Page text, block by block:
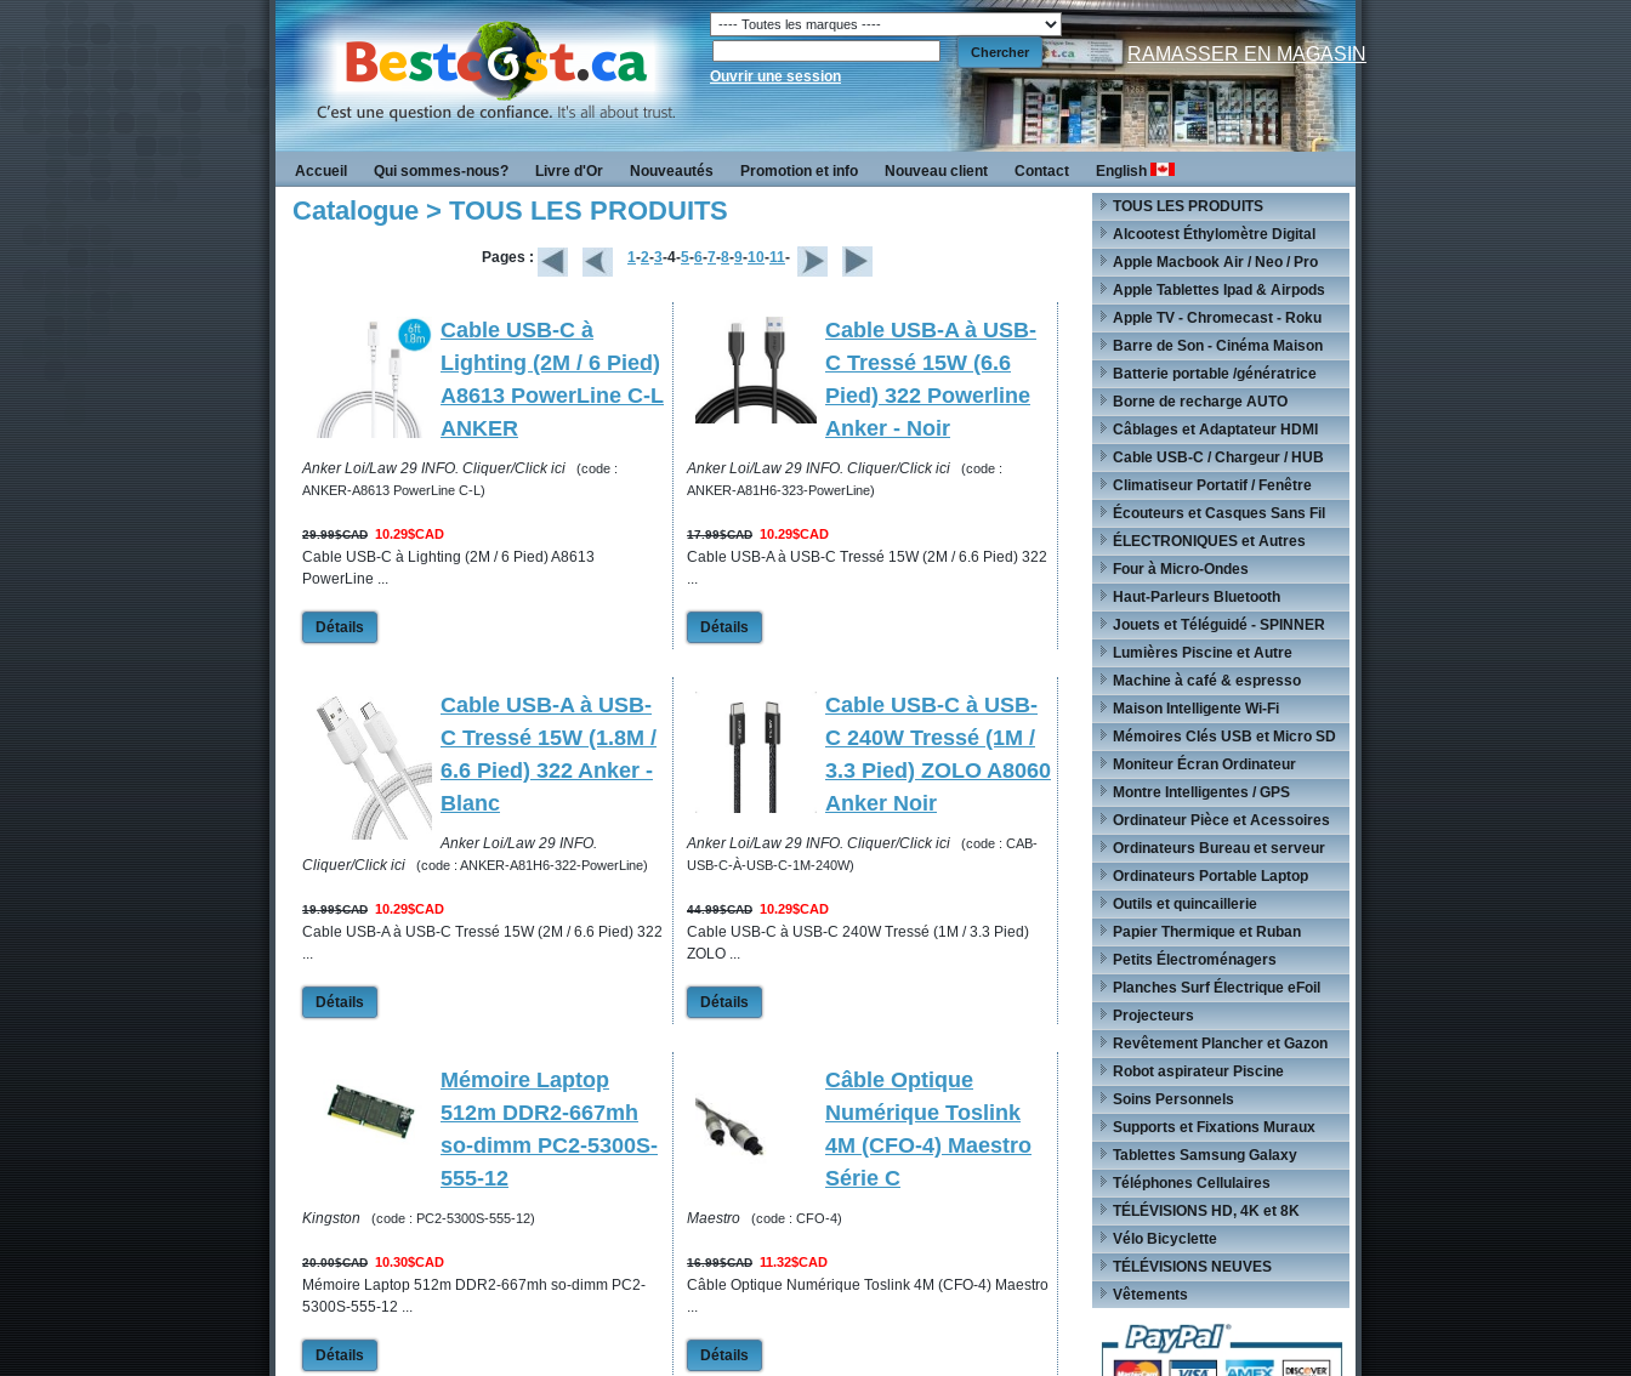
RAMASSER EN MAGASIN
Ouvrir une session
Accueil Qui sommes-nous? Livre d'Or Nouveautés Promotion et info Nouveau client Contact English
Catalogue > TOUS LES PRODUITS
Pages : 1-2-3-4-5-6-7-8-9-10-11-
Cable USB-C à
Lighting (2M / 6 Pied)
A8613 PowerLine C-L
ANKER
Anker Loi/Law 29 INFO. Cliquer/Click ici
(code :
ANKER-A8613 PowerLine C-L)
29.99$CAD 10.29$CAD
Cable USB-C à Lighting (2M / 6 Pied) A8613
PowerLine ...
Détails
Cable USB-A à USB-
C Tressé 15W (6.6
Pied) 322 Powerline
Anker - Noir
Anker Loi/Law 29 INFO. Cliquer/Click ici
(code :
ANKER-A81H6-323-PowerLine)
17.99$CAD 10.29$CAD
Cable USB-A à USB-C Tressé 15W (2M / 6.6 Pied) 322
...
Détails
Cable USB-A à USB-
C Tressé 15W (1.8M /
6.6 Pied) 322 Anker -
Blanc
Anker Loi/Law 29 INFO.
Cliquer/Click ici
(code : ANKER-A81H6-322-PowerLine)
19.99$CAD 10.29$CAD
Cable USB-A à USB-C Tressé 15W (2M / 6.6 Pied) 322
...
Détails
Cable USB-C à USB-
C 240W Tressé (1M /
3.3 Pied) ZOLO A8060
Anker Noir
Anker Loi/Law 29 INFO. Cliquer/Click ici
(code : CAB-
USB-C-À-USB-C-1M-240W)
44.99$CAD 10.29$CAD
Cable USB-C à USB-C 240W Tressé (1M / 3.3 Pied)
ZOLO ...
Détails
Mémoire Laptop
512m DDR2-667mh
so-dimm PC2-5300S-
555-12
Kingston (code : PC2-5300S-555-12)
20.00$CAD 10.30$CAD
Mémoire Laptop 512m DDR2-667mh so-dimm PC2-
5300S-555-12 ...
Détails
Câble Optique
Numérique Toslink
4M (CFO-4) Maestro
Série C
Maestro (code : CFO-4)
16.99$CAD 11.32$CAD
Câble Optique Numérique Toslink 4M (CFO-4) Maestro
...
Détails
TOUS LES PRODUITS
Alcootest Éthylomètre Digital
Apple Macbook Air / Neo / Pro
Apple Tablettes Ipad & Airpods
Apple TV - Chromecast - Roku
Barre de Son - Cinéma Maison
Batterie portable /génératrice
Borne de recharge AUTO
Câblages et Adaptateur HDMI
Cable USB-C / Chargeur / HUB
Climatiseur Portatif / Fenêtre
Écouteurs et Casques Sans Fil
ÉLECTRONIQUES et Autres
Four à Micro-Ondes
Haut-Parleurs Bluetooth
Jouets et Téléguidé - SPINNER
Lumières Piscine et Autre
Machine à café & espresso
Maison Intelligente Wi-Fi
Mémoires Clés USB et Micro SD
Moniteur Écran Ordinateur
Montre Intelligentes / GPS
Ordinateur Pièce et Acessoires
Ordinateurs Bureau et serveur
Ordinateurs Portable Laptop
Outils et quincaillerie
Papier Thermique et Ruban
Petits Électroménagers
Planches Surf Électrique eFoil
Projecteurs
Revêtement Plancher et Gazon
Robot aspirateur Piscine
Soins Personnels
Supports et Fixations Muraux
Tablettes Samsung Galaxy
Téléphones Cellulaires
TÉLÉVISIONS HD, 4K et 8K
Vélo Bicyclette
TÉLÉVISIONS NEUVES
Vêtements